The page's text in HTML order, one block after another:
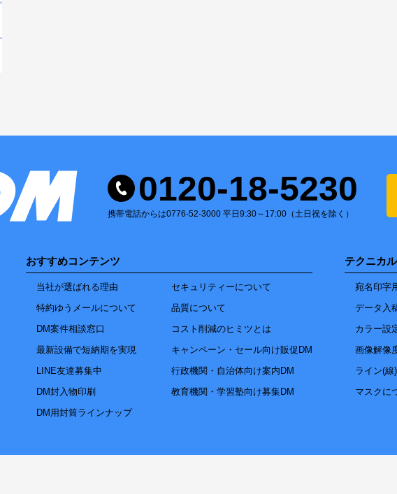
0120-18-5230
携帯電話からは0776-52-3000 平日9:30～17:00（土日祝を除く）
おすすめコンテンツ
当社が選ばれる理由
特約ゆうメールについて
DM案件相談窓口
最新設備で短納期を実現
LINE友達募集中
DM封入物印刷
DM用封筒ラインナップ
セキュリティーについて
品質について
コスト削減のヒミツとは
キャンペーン・セール向け販促DM
行政機関・自治体向け案内DM
教育機関・学習塾向け募集DM
テクニカ
宛名印字
データ入
カラー設
画像解像
ライン(線
マスクに